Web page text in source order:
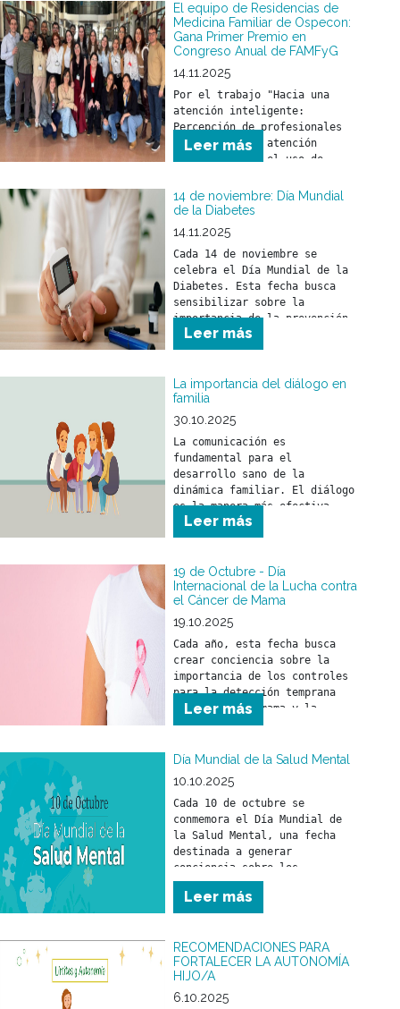
El equipo de Residencias de
Medicina Familiar de Ospecon:
Gana Primer Premio en
Congreso Anual de FAMFyG
14.11.2025
Por el trabajo "Hacia una
atención inteligente:
Percepción de profesionales
de la salud en atención
primaria sobre el uso de
herramienta en la práctica
Leer más
14 de noviembre: Día Mundial
de la Diabetes
14.11.2025
Cada 14 de noviembre se
celebra el Día Mundial de la
Diabetes. Esta fecha busca
sensibilizar sobre la
importancia de la prevención,
detección precoz y el
tratamiento de la diabetes.
Leer más
La importancia del diálogo en
familia
30.10.2025
La comunicación es
fundamental para el
desarrollo sano de la
dinámica familiar. El diálogo
es la manera más efectiva
para compartir ideas,
opiniones y sentimientos.
Leer más
19 de Octubre - Día
Internacional de la Lucha contra
el Cáncer de Mama
19.10.2025
Cada año, esta fecha busca
crear conciencia sobre la
importancia de los controles
para la detección temprana
del cáncer de mama y la
relevancia de un tratamiento
Leer más
Día Mundial de la Salud Mental
10.10.2025
Cada 10 de octubre se
conmemora el Día Mundial de
la Salud Mental, una fecha
destinada a generar
conciencia sobre los
problemas vinculados con la
salud mental y a promover los
derechos de las personas que
objetivo de mejorar su
atención, cuidado y
Leer más
RECOMENDACIONES PARA
FORTALECER LA AUTONOMÍA
HIJO/A
6.10.2025